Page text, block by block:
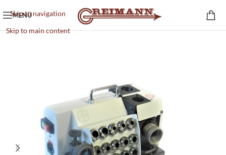
Skip to navigation
Skip to main content
MENÜ